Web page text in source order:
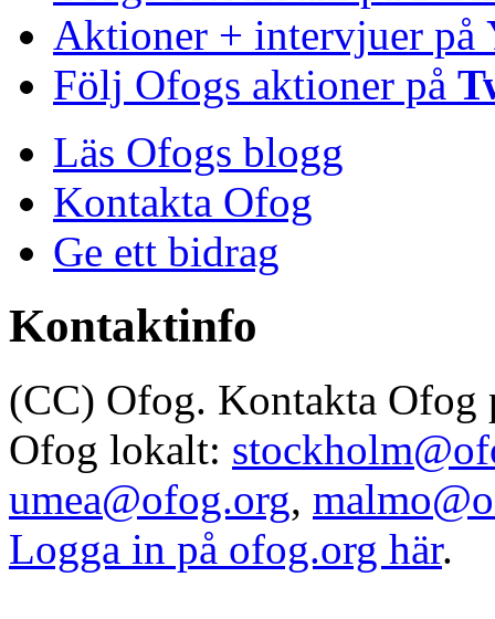
Aktioner + intervjuer på
Följ Ofogs aktioner på
Läs Ofogs blogg
Kontakta Ofog
Ge ett bidrag
Kontaktinfo
(CC) Ofog. Kontakta Ofog
Ofog lokalt:
umea@ofog.org,
Logga in på ofog.org här.